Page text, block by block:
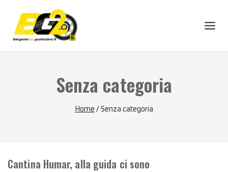
content
Senza categoria
Home / Senza categoria
Cantina Humar, alla guida ci sono